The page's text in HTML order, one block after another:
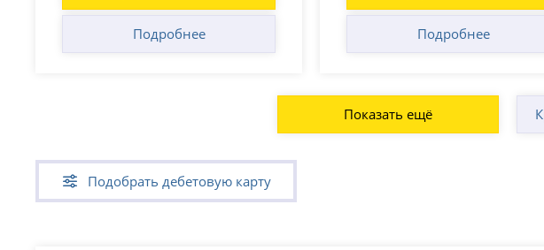
Подробнее Подробнее
Показать ещё
Подобрать дебетовую карту